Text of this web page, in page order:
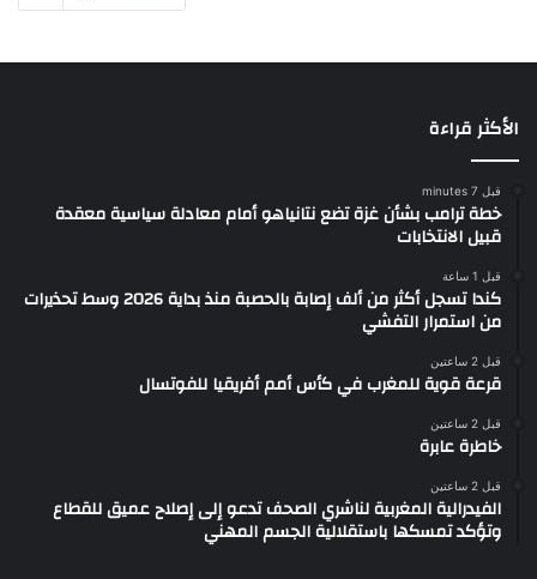
الأكثر قراءة
قبل 7 minutes
خطة ترامب بشأن غزة تضع نتانياهو أمام معادلة سياسية معقدة
قبيل الانتخابات
قبل 1 ساعة
كندا تسجل أكثر من ألف إصابة بالحصبة منذ بداية 2026 وسط تحذيرات
من استمرار التفشي
قبل 2 ساعتين
قرعة قوية للمغرب في كأس أمم أفريقيا للفوتسال
قبل 2 ساعتين
خاطرة عابرة
قبل 2 ساعتين
الفيدرالية المغربية لناشري الصحف تدعو إلى إصلاح عميق للقطاع
وتؤكد تمسكها باستقلالية الجسم المهني